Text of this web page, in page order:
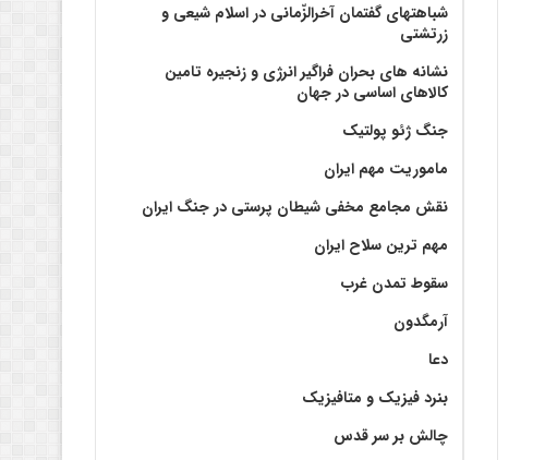
شباهتهای گفتمان آخر‌الزّمانی در اسلام شیعی و
زرتشتی
نشانه های بحران فراگیر انرژی و زنجیره تامین
کالاهای اساسی در جهان
جنگ ژئو پولتیک
ماموریت مهم ایران
نقش مجامع مخفی شیطان پرستی در جنگ ایران
مهم ترین سلاح ایران
سقوط تمدن غرب
آرمگدون
دعا
بنرد فیزیک و متافیزیک
چالش بر سر قدس